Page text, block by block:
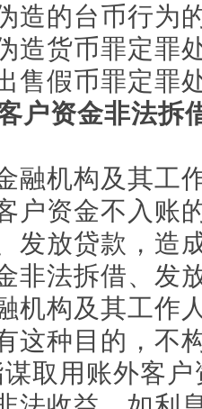
造的台币行为
造货币罪定罪
售假币罪定罪
户资金非法拆
融机构及其工
户资金不入账
发放贷款，造
非法拆借、发
机构及其工作
这种目的，不
取用账外客